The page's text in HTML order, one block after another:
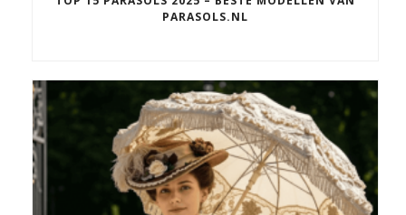
PARASOLS.NL